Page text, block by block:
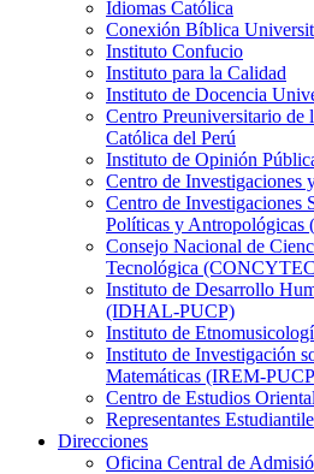
Idiomas Católica
Conexión Bíblica
Instituto Confucio
Instituto para la Calidad
Instituto de Docencia
Centro Preuniversitario
Católica del Perú
Instituto de Opinión
Centro de Investigaciones
Centro de Investigaciones
Políticas y Antropológicas
Consejo Nacional de
Tecnológica
Instituto de Desarrollo
(IDHAL-PUCP)
Instituto de
Instituto de Investigación
Matemáticas (IREM-
Centro de Estudios
Representantes
Direcciones
Oficina Central de